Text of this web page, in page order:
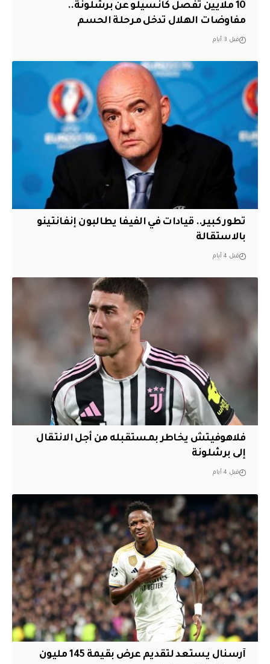
10 ملايين تفصل كانسيلو عن برشلونة..
مفاوضات الهلال تدخل مرحلة الحسم
قبل 3 أيام
تطور كبير.. قيادات في الفيفا يطالبون إنفانتينو
بالاستقالة
قبل 4 أيام
فلاهوفيتش يخاطر بمستقبله من أجل الانتقال
إلى برشلونة
قبل 4 أيام
آرسنال يستعد لتقديم عرض بقيمة 145 مليون